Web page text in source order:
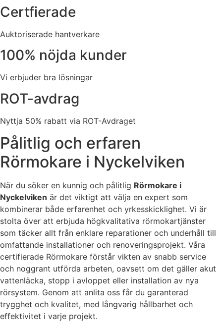
Certfierade
Auktoriserade hantverkare
100% nöjda kunder
Vi erbjuder bra lösningar
ROT-avdrag
Nyttja 50% rabatt via ROT-Avdraget
Pålitlig och erfaren
Rörmokare i Nyckelviken
När du söker en kunnig och pålitlig Rörmokare i
Nyckelviken är det viktigt att välja en expert som
kombinerar både erfarenhet och yrkesskicklighet. Vi är
stolta över att erbjuda högkvalitativa rörmokartjänster
som täcker allt från enklare reparationer och underhåll till
omfattande installationer och renoveringsprojekt. Våra
certifierade Rörmokare förstår vikten av snabb service
och noggrant utförda arbeten, oavsett om det gäller akut
vattenläcka, stopp i avloppet eller installation av nya
rörsystem. Genom att anlita oss får du garanterad
trygghet och kvalitet, med långvarig hållbarhet och
effektivitet i varje projekt.